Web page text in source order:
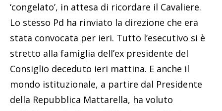
‘congelato’, in attesa di ricordare il Cavaliere.
Lo stesso Pd ha rinviato la direzione che era
stata convocata per ieri. Tutto l’esecutivo si è
stretto alla famiglia dell’ex presidente del
Consiglio deceduto ieri mattina. E anche il
mondo istituzionale, a partire dal Presidente
della Repubblica Mattarella, ha voluto